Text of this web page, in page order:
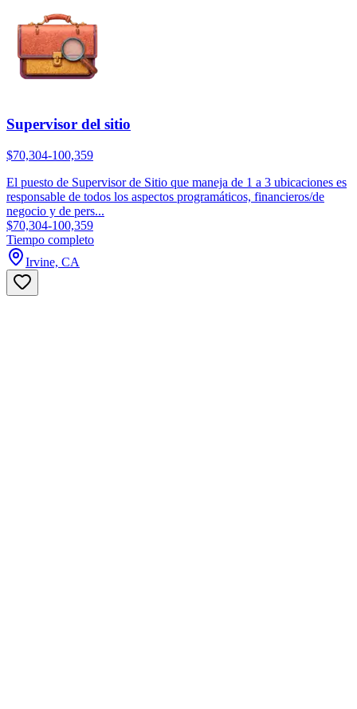
Supervisor del sitio
$70,304-100,359
El puesto de Supervisor de Sitio que maneja de 1 a 3 ubicaciones es
responsable de todos los aspectos programáticos, financieros/de
negocio y de pers...
$70,304-100,359
Tiempo completo
Irvine, CA